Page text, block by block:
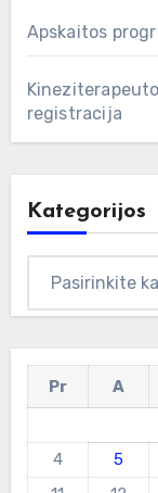
Apskaitos
registracija
Kategorijos
Pr A
4
5